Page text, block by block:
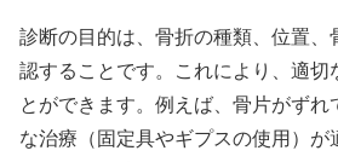
診断の目的は、骨折の種類、位置、
認することです。これにより、適切
とができます。例えば、骨片がずれ
な治療（固定具やギプスの使用）が